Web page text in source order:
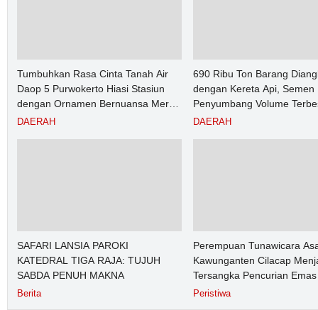
Tumbuhkan Rasa Cinta Tanah Air
Daop 5 Purwokerto Hiasi Stasiun
dengan Ornamen Bernuansa Merah
Putih
DAERAH
690 Ribu Ton Barang
dengan Kereta Api, Semen
Penyumbang Volume
Angkutan Barang KAI
DAERAH
SAFARI LANSIA PAROKI
KATEDRAL TIGA RAJA: TUJUH
SABDA PENUH MAKNA
Berita
Perempuan Tunawicara
Kawunganten Cilacap
Tersangka Pencurian
Purbalingga
Peristiwa